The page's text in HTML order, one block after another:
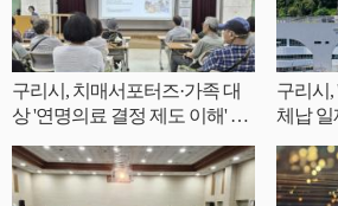
구리시, 치매서포터즈·가족 대
상 '연명의료 결정 제도 이해' 교
구리시,
체납 일